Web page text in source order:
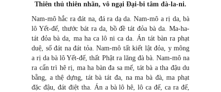
Thiên thủ thiên nhãn, vô ngại Đại-bi tâm đà-la-ni.
Nam-mô hắc ra đát na, đá ra dạ da. Nam-mô a rị da, bà
lô Yết-đế, thước bát ra da, bồ đề tát đỏa bà da. Ma-ha-
tát đỏa bà da, ma ha ca lô ni ca da. Án tát bàn ra phạt
duệ, số đát na đát tỏa. Nam-mô tất kiết lật đỏa, y mông
a rị da bà lô Yết-đế, thất Phật ra lăng đà bà. Nam-mô na
ra cẩn trì hê rị, ma ha bàn đa sa mế, tát bà a tha đậu du
bằng, a thệ dựng, tát bà tát đa, na ma bà đà, ma phạt
đặc đậu, đát điệt tha. Án a bà lô hê, lô ca đế, ca ra đế,